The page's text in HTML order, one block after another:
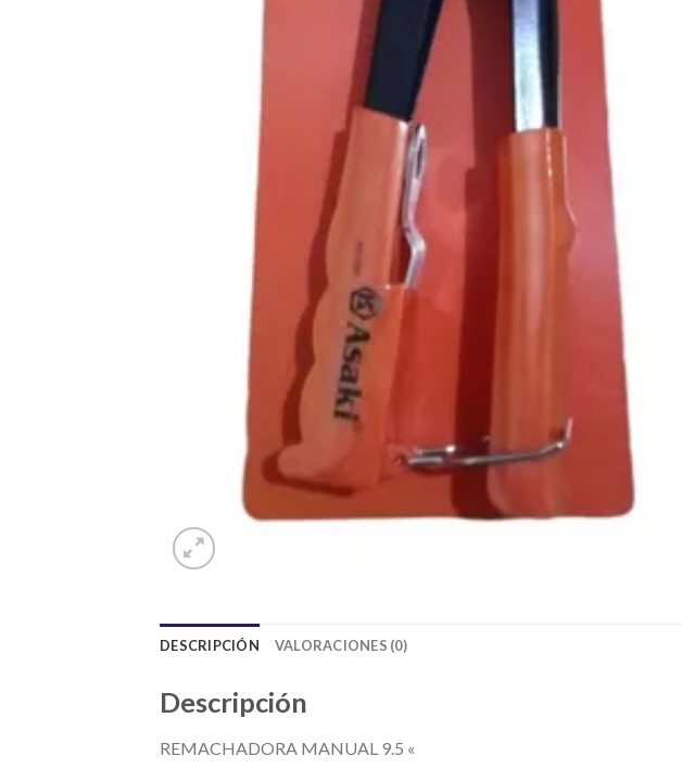
DESCRIPCIÓN VALORACIONES (0)
Descripción
REMACHADORA MANUAL 9.5 «